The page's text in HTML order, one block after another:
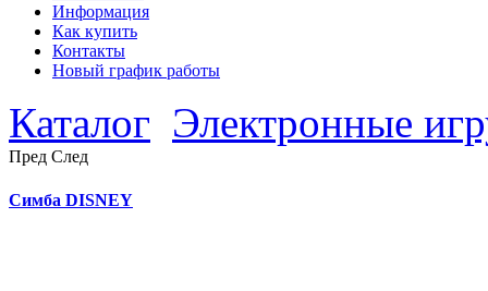
Информация
Как купить
Контакты
Новый график работы
Каталог Электронные
Пред След
Симба DISNEY